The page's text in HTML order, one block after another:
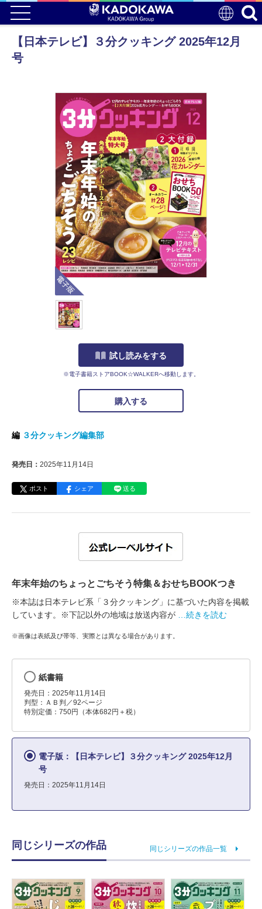
【日本テレビ】３分クッキング 2025年12月
号
電子版
試し読みをする
※電子書籍ストアBOOK☆WALKERへ移動します。
購入する
編 ３分クッキング編集部
発売日： 2025年11月14日
ポスト シェア 送る
年末年始のちょっとごちそう特集＆おせちBOOKつき
※本誌は日本テレビ系「３分クッキング」に基づいた内容を掲載
しています。※下記以外の地域は放送内容が
…続きを読む
※画像は表紙及び帯等、実際とは異なる場合があります。
紙書籍
発売日：2025年11月14日
判型：ＡＢ判／92ページ
特別定価：750円（本体682円＋税）
電子版：【日本テレビ】３分クッキング 2025年12月
号
発売日：2025年11月14日
同じシリーズの作品 同じシリーズの作品一覧